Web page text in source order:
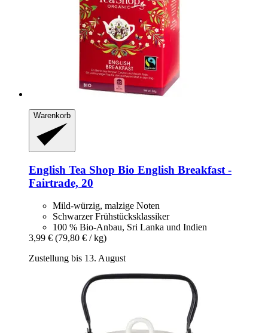
Warenkorb
English Tea Shop Bio English Breakfast -​
Fairtrade, 20
Mild-würzig, malzige Noten
Schwarzer Frühstücksklassiker
100 % Bio-Anbau, Sri Lanka und Indien
3,99 € (79,80 € / kg)
Zustellung bis 13. August